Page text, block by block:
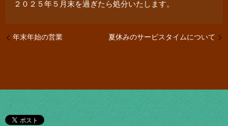
２０２５年５月末を過ぎたら処分いたします。
年末年始の営業 夏休みのサービスタイムについて